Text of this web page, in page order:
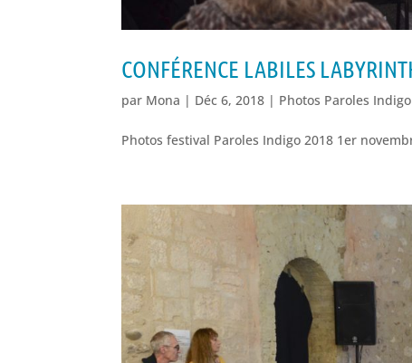
CONFÉRENCE LABILES
par Mona | Déc 6, 2018 | Photos Paroles
Photos festival Paroles Indigo 2018 1er